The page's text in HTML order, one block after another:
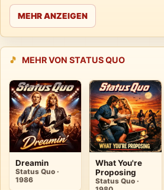
MEHR ANZEIGEN
🎵 MEHR VON STATUS QUO
Dreamin
Status Quo ·
1986
What You're
Proposing
Status Quo ·